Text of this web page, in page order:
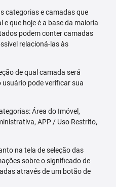
categorias e camadas que
que hoje é a base da maioria
podem conter camadas
relacioná-las às
de qual camada será
usuário pode verificar sua
Área do Imóvel,
APP / Uso Restrito,
na tela de seleção das
sobre o significado de
através de um botão de